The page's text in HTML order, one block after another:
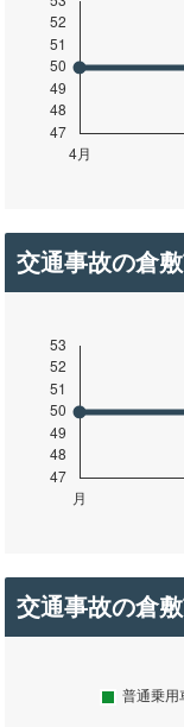
交通事故の倉
交通事故の倉